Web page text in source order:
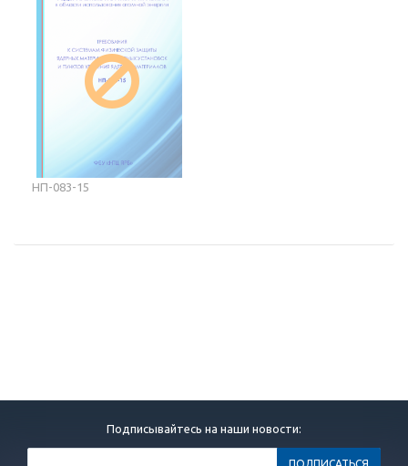
НП-083-15
Подписывайтесь на наши новости: